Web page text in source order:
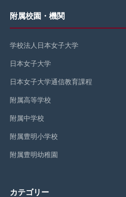
附属校園・機関
学校法人日本女子大学
日本女子大学
日本女子大学通信教育課程
附属高等学校
附属中学校
附属豊明小学校
附属豊明幼稚園
カテゴリー